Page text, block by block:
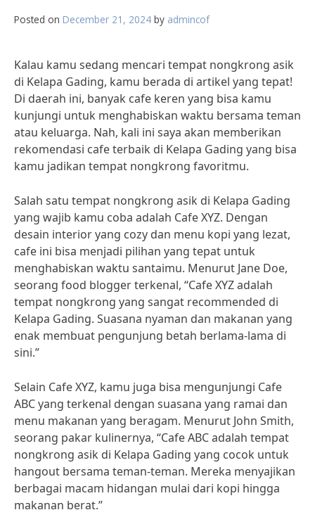
Posted on December 21, 2024 by admincof
Kalau kamu sedang mencari tempat nongkrong asik
di Kelapa Gading, kamu berada di artikel yang tepat!
Di daerah ini, banyak cafe keren yang bisa kamu
kunjungi untuk menghabiskan waktu bersama teman
atau keluarga. Nah, kali ini saya akan memberikan
rekomendasi cafe terbaik di Kelapa Gading yang bisa
kamu jadikan tempat nongkrong favoritmu.
Salah satu tempat nongkrong asik di Kelapa Gading
yang wajib kamu coba adalah Cafe XYZ. Dengan
desain interior yang cozy dan menu kopi yang lezat,
cafe ini bisa menjadi pilihan yang tepat untuk
menghabiskan waktu santaimu. Menurut Jane Doe,
seorang food blogger terkenal, “Cafe XYZ adalah
tempat nongkrong yang sangat recommended di
Kelapa Gading. Suasana nyaman dan makanan yang
enak membuat pengunjung betah berlama-lama di
sini.”
Selain Cafe XYZ, kamu juga bisa mengunjungi Cafe
ABC yang terkenal dengan suasana yang ramai dan
menu makanan yang beragam. Menurut John Smith,
seorang pakar kulinernya, “Cafe ABC adalah tempat
nongkrong asik di Kelapa Gading yang cocok untuk
hangout bersama teman-teman. Mereka menyajikan
berbagai macam hidangan mulai dari kopi hingga
makanan berat.”